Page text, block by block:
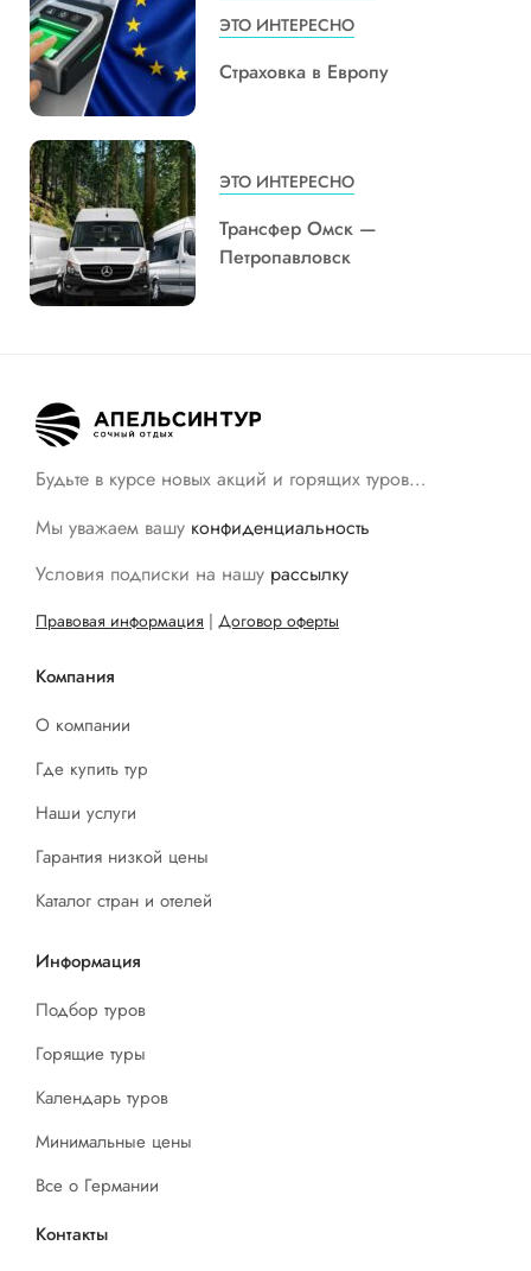
ЭТО ИНТЕРЕСНО
Страховка в Европу
ЭТО ИНТЕРЕСНО
Трансфер Омск —
Петропавловск
Будьте в курсе новых акций и горящих туров…
Мы уважаем вашу конфиденциальность
Условия подписки на нашу рассылку
Правовая информация | Договор оферты
Компания
О компании
Где купить тур
Наши услуги
Гарантия низкой цены
Каталог стран и отелей
Информация
Подбор туров
Горящие туры
Календарь туров
Минимальные цены
Все о Германии
Контакты